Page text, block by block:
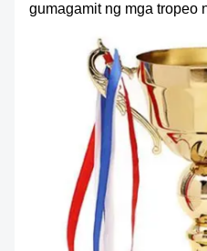
gumagamit ng mga tropeo